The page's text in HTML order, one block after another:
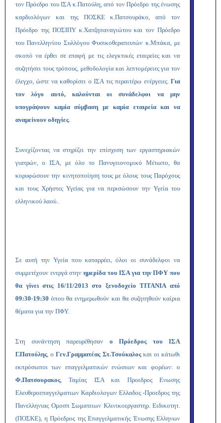
τον Πρόεδρο του ΙΣΑ κ.Πατούλη, από τον Πρόεδρο της ένωσης
καρδιολόγων και της ΠΟΣΚΕ κ.Πατσουράκο, από τον
Πρόεδρο της ΠΟΣΙΠΥ κ.Χατζηπαναγιώτου και τον Πρόεδρο
του Πανελληνίου Συλλόγου Φυσικοθεραπευτών κ.Μπάκα, με
σκοπό να έρθει σε επαφή με τις ελεγκτικές εταιρείες και να
συζητήσει τους τρόπους, μεθοδολογία και λεπτομέρειες για τον
έλεγχο, ώστε να καθορίσει ο ΙΣΑ τις περαιτέρω ενέργειες. Για
τον λόγο αυτό, καλούνται οι συνάδελφοι να μην
υπογράψουν καμία σύμβαση με καμία εταιρεία και να
αναμείνουν οδηγίες.
Συνεχίζοντας να στηρίζει την επίσχεση των εργαστηριακών
γιατρών, ο ΙΣΑ, με όλο το Πανυγειονομικό Μέτωπο, θα
κορυφώσουν την κινητοποίηση τους με όλους τους Παρόχους
και τους Χρήστες Υγείας για να περισώσουν την Υγεία του
ελληνικού λαού..
Σε αυτή την Υγεία που καταρρέει, όλοι οι συνάδελφοι να
συμμετέχουν ενεργά στην ημερίδα του ΙΣΑ για την ΠΦΥ που
θα γίνει στις 16/11/2013 στο ξενοδοχείο ΤΙΤΑΝΙΑ από
09:30-19:30 όπου θα ενημερωθούν και θα συζητηθούν καίρια
θέματα για την ΠΦΥ.
Στη συνάντηση παρευρέθησαν ο Πρόεδρος του ΙΣΑ
Γ.Πατούλης, οΓεν.Γραμματέας Στ.Τσούκαλοςκαι οι κάτωθι
εκπρόσωποι των επαγγελματικών ενώσεων και φορέων: ο
Φ.Πατσουρακος, Ταμίας ΙΣΑ και Προεδρος Ενωσης
Ελευθεροεπαγγελματιων Καρδιολογων Ελλαδος -Προεδρος της
Πανελληνιας Ομοσπ Σωματειων Κλινικοεργαστηρ. Ειδικοτητ.
(ΠΟΣΚΕ), η Πρόεδρος της Επαγγελματικής Ένωσης Ελληνων